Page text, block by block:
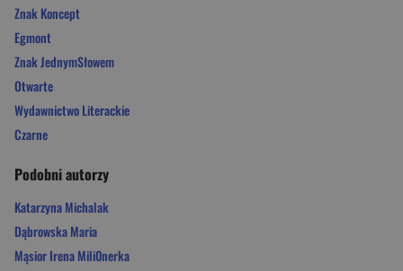
Znak Koncept
Egmont
Znak JednymSłowem
Otwarte
Wydawnictwo Literackie
Czarne
Podobni autorzy
Katarzyna Michalak
Dąbrowska Maria
Mąsior Irena Mili0nerka